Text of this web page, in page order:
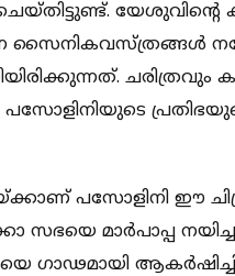
യേശുവിന്റെ
സൈനികവസ്ത്രങ്ങള്‍
ചരിത്രവും
പസോളിനി ഈ ചിത്രം
സഭയെ മാര്‍പാപ്പ
ഗാഢമായി